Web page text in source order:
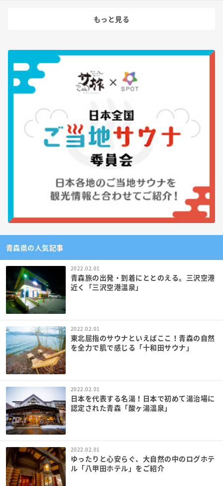
もっと見る
青森県の人気記事
2022.02.01
青森旅の出発・到着にととのえる。三沢空港
近く「三沢空港温泉」
2022.02.01
東北屈指のサウナといえばここ！青森の自然
を全力で肌で感じる「十和田サウナ」
2022.02.01
日本を代表する名湯！日本で初めて湯治場に
認定された青森「酸ヶ湯温泉」
2022.02.01
ゆったりと心安らぐ、大自然の中のログホテ
ル「八甲田ホテル」をご紹介